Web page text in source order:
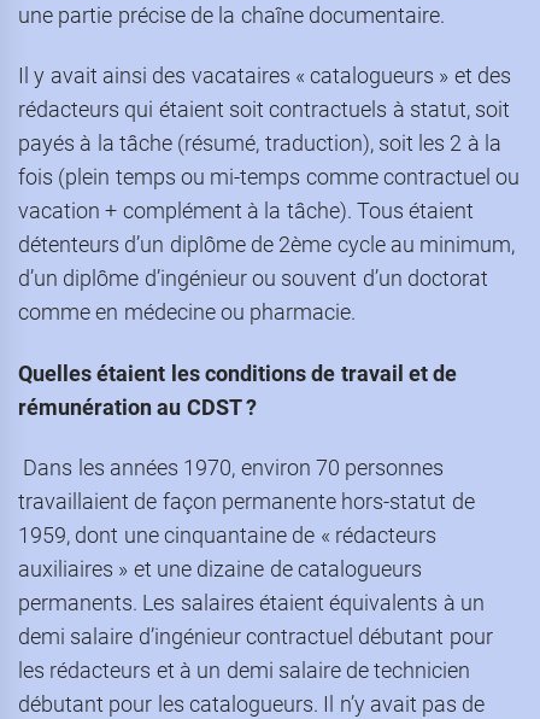
une partie précise de la chaîne documentaire.
Il y avait ainsi des vacataires « catalogueurs » et des
rédacteurs qui étaient soit contractuels à statut, soit
payés à la tâche (résumé, traduction), soit les 2 à la
fois (plein temps ou mi-temps comme contractuel ou
vacation + complément à la tâche). Tous étaient
détenteurs d’un diplôme de 2ème cycle au minimum,
d’un diplôme d’ingénieur ou souvent d’un doctorat
comme en médecine ou pharmacie.
Quelles étaient les conditions de travail et de
rémunération au CDST ?
Dans les années 1970, environ 70 personnes
travaillaient de façon permanente hors-statut de
1959, dont une cinquantaine de « rédacteurs
auxiliaires » et une dizaine de catalogueurs
permanents. Les salaires étaient équivalents à un
demi salaire d’ingénieur contractuel débutant pour
les rédacteurs et à un demi salaire de technicien
débutant pour les catalogueurs. Il n’y avait pas de